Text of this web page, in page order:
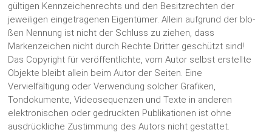
gültigen Kennzeichenrechts und den Besitzrechten der
jeweiligen eingetragenen Eigentümer. Allein aufgrund der blo-
ßen Nennung ist nicht der Schluss zu ziehen, dass
Markenzeichen nicht durch Rechte Dritter geschützt sind!
Das Copyright für veröffentlichte, vom Autor selbst erstellte
Objekte bleibt allein beim Autor der Seiten. Eine
Vervielfältigung oder Verwendung solcher Grafiken,
Tondokumente, Videosequenzen und Texte in anderen
elektronischen oder gedruckten Publikationen ist ohne
ausdrückliche Zustimmung des Autors nicht gestattet.